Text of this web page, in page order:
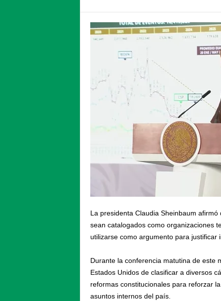
La presidenta Claudia Sheinbaum
sean catalogados como organizaciones
utilizarse como argumento para justificar
Durante la conferencia matutina de este
Estados Unidos de clasificar a diversos
reformas constitucionales para reforzar
asuntos internos del país.